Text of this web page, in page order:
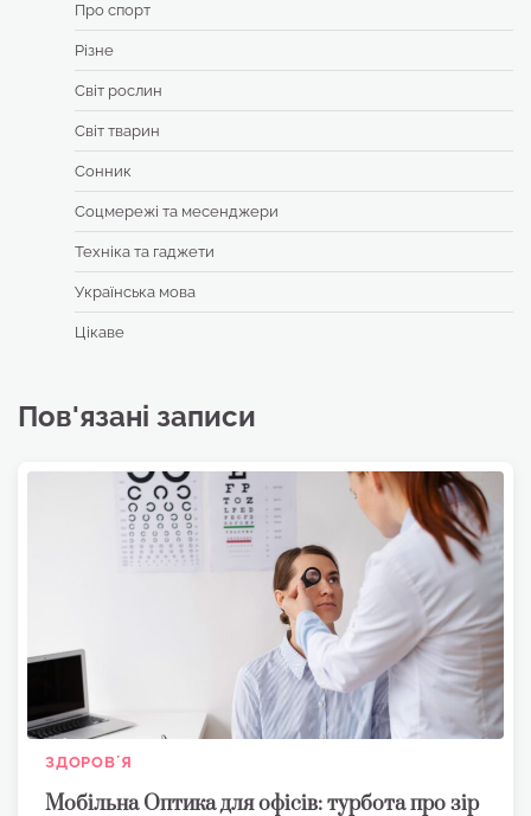
Про спорт
Різне
Світ рослин
Світ тварин
Сонник
Соцмережі та месенджери
Техніка та гаджети
Українська мова
Цікаве
Пов'язані записи
ЗДОРОВʼЯ
Мобільна Оптика для офісів: турбота про зір